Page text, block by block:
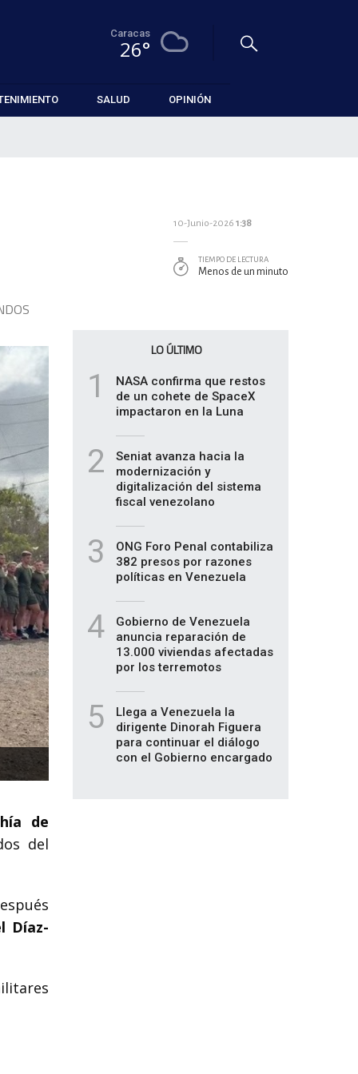
Caracas
26°
SALUD OPINIÓN
de
del
Díaz-
10-Junio-2026 1:38
TIEMPO DE LECTURA
Menos de un minuto
LO ÚLTIMO
1
NASA confirma que restos
de un cohete de SpaceX
impactaron en la Luna
2
Seniat avanza hacia la
modernización y
digitalización del sistema
fiscal venezolano
3
ONG Foro Penal contabiliza
382 presos por razones
políticas en Venezuela
4
Gobierno de Venezuela
anuncia reparación de
13.000 viviendas afectadas
por los terremotos
5
Llega a Venezuela la
dirigente Dinorah Figuera
para continuar el diálogo
con el Gobierno encargado